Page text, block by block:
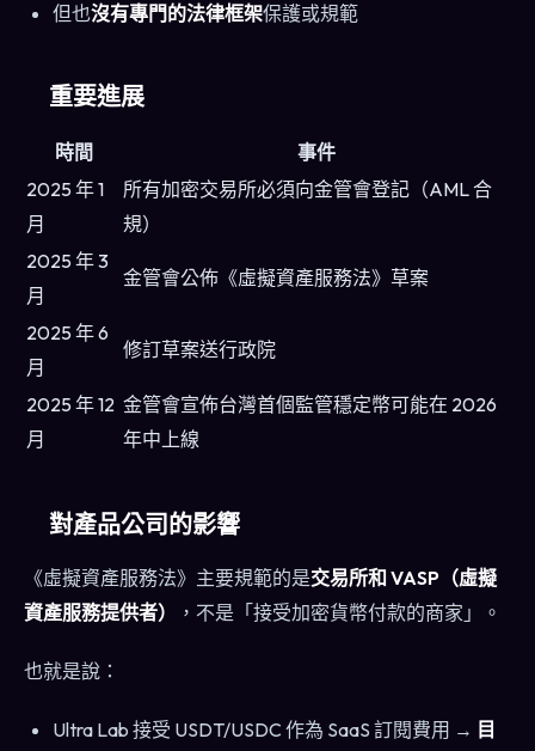
但也沒有專門的法律框架保護或規範
重要進展
時間
事件
2025 年 1
月
所有加密交易所必須向金管會登記（AML 合
規）
2025 年 3
月
金管會公佈《虛擬資產服務法》草案
2025 年 6
月
修訂草案送行政院
2025 年 12
月
金管會宣佈台灣首個監管穩定幣可能在 2026
年中上線
對產品公司的影響
《虛擬資產服務法》主要規範的是交易所和 VASP（虛擬
資產服務提供者）
，不是「接受加密貨幣付款的商家」。
也就是說：
Ultra Lab 接受 USDT/USDC 作為 SaaS 訂閱費用 → 目